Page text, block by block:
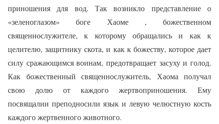
приношения для вод. Так возникло представление о
«зеленоглазом» боге Хаоме , божественном
священнослужителе, к которому обращались и как к
целителю, защитнику скота, и как к божеству, которое дает
силу сражающимся воинам, предотвращает засуху и голод.
Как божественный священнослужитель, Хаома получал
свою долю от каждого жертвоприношения. Ему
посвящалии преподносили язык и левую челюстную кость
каждого жертвенного животного.